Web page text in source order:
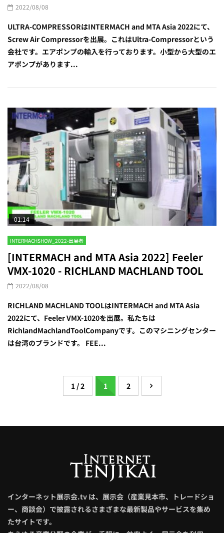
2022/08/08
ULTRA-COMPRESSORはINTERMACH and MTA Asia 2022にて、
Screw Air Compressorを出展。これはUltra-Compressorという
会社です。エアポンプの輸入を行っております。小型から大型のエ
アポンプがあります...
01:14
INTERMACHSHOW_2022-出展者
[INTERMACH and MTA Asia 2022] Feeler
VMX-1020 - RICHLAND MACHLAND TOOL
2022/08/08
RICHLAND MACHLAND TOOLはINTERMACH and MTA Asia
2022にて、Feeler VMX-1020を出展。私たちは
RichlandMachlandToolCompanyです。このマシニングセンター
は台湾のブランドです。 FEE...
1 / 2 1 2
インターネット展示会.tv は、展示会（産業見本市、トレードショ
ー、商談会）で披露されるさまざまな最新製品やサービスを集め
たサイトです。